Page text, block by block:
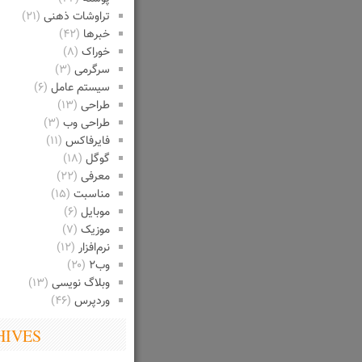
تراوشات ذهنی (۲۱)
خبرها (۴۲)
خوراک (۸)
سرگرمی (۳)
سیستم عامل (۶)
طراحی (۱۳)
طراحی وب (۳)
فایرفاکس (۱۱)
گوگل (۱۸)
معرفی (۲۲)
مناسبت (۱۵)
موبایل (۶)
موزیک (۷)
نرم‌افزار (۱۲)
وب۲ (۲۰)
وبلاگ نویسی (۱۳)
وردپرس (۴۶)